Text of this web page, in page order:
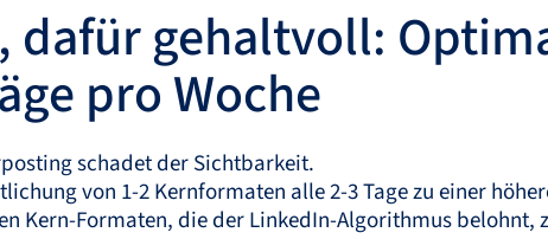
dafür gehaltvoll:
pro Woche
schadet der Sichtbarkeit.
von 1-2 Kernformaten alle 2-3 Tage zu einer
Kern-Formaten, die der LinkedIn-Algorithmus belohnt,